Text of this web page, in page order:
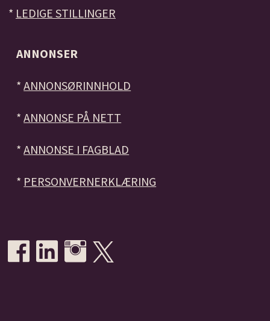
* LEDIGE STILLINGER
ANNONSER
*ANNONSØRINNHOLD
*ANNONSE PÅ NETT
*ANNONSE I FAGBLAD
* PERSONVERNERKLÆRING